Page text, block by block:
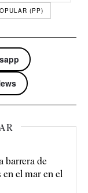
(PP)
barrera de
en el mar en el